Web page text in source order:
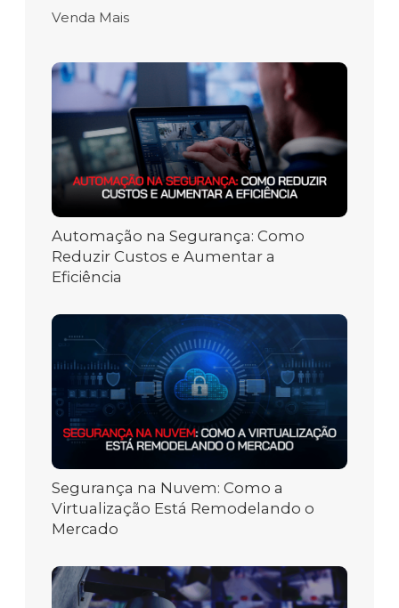
Venda Mais
Automação na Segurança: Como
Reduzir Custos e Aumentar a
Eficiência
Segurança na Nuvem: Como a
Virtualização Está Remodelando o
Mercado